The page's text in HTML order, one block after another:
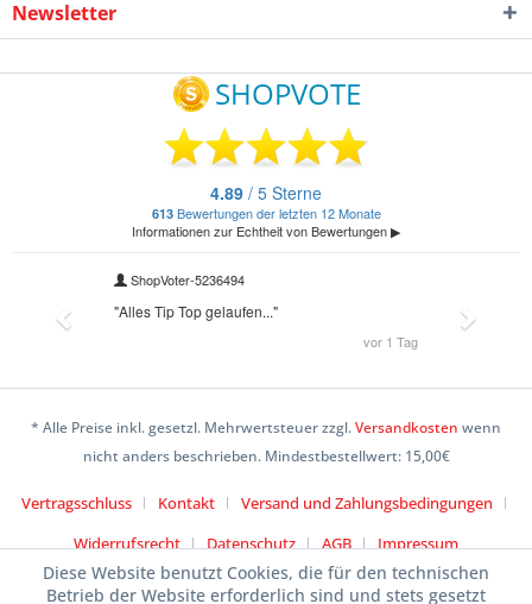
Newsletter
* Alle Preise inkl. gesetzl. Mehrwertsteuer zzgl.Versandkosten wenn
nicht anders beschrieben. Mindestbestellwert: 15,00€
Vertragsschluss Kontakt
Versand und Zahlungsbedingungen
Widerrufsrecht
Datenschutz AGB Impressum
Diese Website benutzt Cookies, die für den technischen
Betrieb der Website erforderlich sind und stets gesetzt